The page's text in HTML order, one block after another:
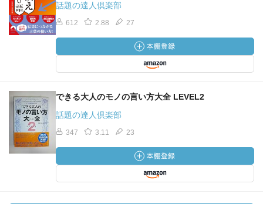
話題の達人倶楽部
612 2.88 27
できる大人のモノの言い方大全 LEVEL2
話題の達人倶楽部
347 3.11 23